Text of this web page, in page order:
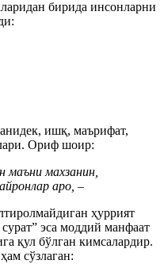
бирида инсонларни
ишқ, маърифат,
Ориф шоир:
маъни махзанин,
аро, –
ҳуррият
эса моддий манфаат
қул бўлган кимсалардир.
сўзлаган: